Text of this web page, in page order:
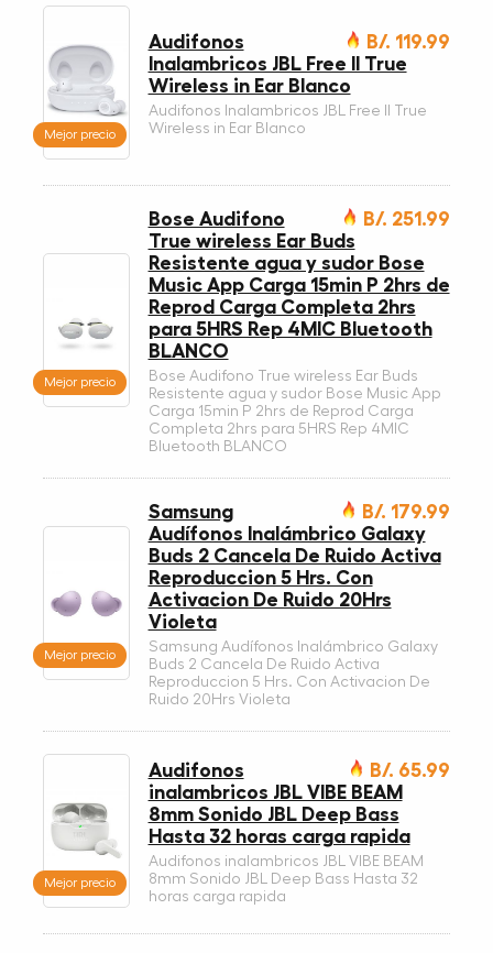
Mejor precio
B/. 119.99
Audifonos
Inalambricos JBL Free II True
Wireless in Ear Blanco
Audifonos Inalambricos JBL Free II True
Wireless in Ear Blanco
Mejor precio
B/. 251.99
Bose Audifono
True wireless Ear Buds
Resistente agua y sudor Bose
Music App Carga 15min P 2hrs de
Reprod Carga Completa 2hrs
para 5HRS Rep 4MIC Bluetooth
BLANCO
Bose Audifono True wireless Ear Buds
Resistente agua y sudor Bose Music App
Carga 15min P 2hrs de Reprod Carga
Completa 2hrs para 5HRS Rep 4MIC
Bluetooth BLANCO
Mejor precio
B/. 179.99
Samsung
Audífonos Inalámbrico Galaxy
Buds 2 Cancela De Ruido Activa
Reproduccion 5 Hrs. Con
Activacion De Ruido 20Hrs
Violeta
Samsung Audífonos Inalámbrico Galaxy
Buds 2 Cancela De Ruido Activa
Reproduccion 5 Hrs. Con Activacion De
Ruido 20Hrs Violeta
Mejor precio
B/. 65.99
Audifonos
inalambricos JBL VIBE BEAM
8mm Sonido JBL Deep Bass
Hasta 32 horas carga rapida
Audifonos inalambricos JBL VIBE BEAM
8mm Sonido JBL Deep Bass Hasta 32
horas carga rapida